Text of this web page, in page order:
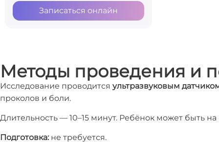
Записаться онлайн
Методы проведения и
Исследование проводится ультразвуковым
проколов и боли.
Длительность — 10–15 минут. Ребёнок может быть на
Подготовка: не требуется.